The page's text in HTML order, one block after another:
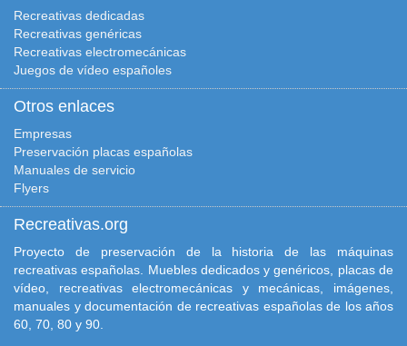
Recreativas dedicadas
Recreativas genéricas
Recreativas electromecánicas
Juegos de vídeo españoles
Otros enlaces
Empresas
Preservación placas españolas
Manuales de servicio
Flyers
Recreativas.org
Proyecto de preservación de la historia de las máquinas
recreativas españolas. Muebles dedicados y genéricos, placas de
vídeo, recreativas electromecánicas y mecánicas, imágenes,
manuales y documentación de recreativas españolas de los años
60, 70, 80 y 90.